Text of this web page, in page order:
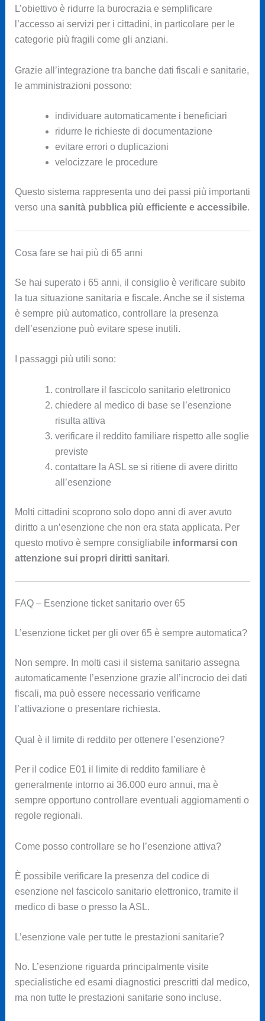
L’obiettivo è ridurre la burocrazia e semplificare
l’accesso ai servizi per i cittadini, in particolare per le
categorie più fragili come gli anziani.
Grazie all’integrazione tra banche dati fiscali e sanitarie,
le amministrazioni possono:
individuare automaticamente i beneficiari
ridurre le richieste di documentazione
evitare errori o duplicazioni
velocizzare le procedure
Questo sistema rappresenta uno dei passi più importanti
verso una sanità pubblica più efficiente e accessibile.
Cosa fare se hai più di 65 anni
Se hai superato i 65 anni, il consiglio è verificare subito
la tua situazione sanitaria e fiscale. Anche se il sistema
è sempre più automatico, controllare la presenza
dell’esenzione può evitare spese inutili.
I passaggi più utili sono:
controllare il fascicolo sanitario elettronico
chiedere al medico di base se l’esenzione
risulta attiva
verificare il reddito familiare rispetto alle soglie
previste
contattare la ASL se si ritiene di avere diritto
all’esenzione
Molti cittadini scoprono solo dopo anni di aver avuto
diritto a un’esenzione che non era stata applicata. Per
questo motivo è sempre consigliabile informarsi con
attenzione sui propri diritti sanitari.
FAQ – Esenzione ticket sanitario over 65
L’esenzione ticket per gli over 65 è sempre automatica?
Non sempre. In molti casi il sistema sanitario assegna
automaticamente l’esenzione grazie all’incrocio dei dati
fiscali, ma può essere necessario verificarne
l’attivazione o presentare richiesta.
Qual è il limite di reddito per ottenere l’esenzione?
Per il codice E01 il limite di reddito familiare è
generalmente intorno ai 36.000 euro annui, ma è
sempre opportuno controllare eventuali aggiornamenti o
regole regionali.
Come posso controllare se ho l’esenzione attiva?
È possibile verificare la presenza del codice di
esenzione nel fascicolo sanitario elettronico, tramite il
medico di base o presso la ASL.
L’esenzione vale per tutte le prestazioni sanitarie?
No. L’esenzione riguarda principalmente visite
specialistiche ed esami diagnostici prescritti dal medico,
ma non tutte le prestazioni sanitarie sono incluse.